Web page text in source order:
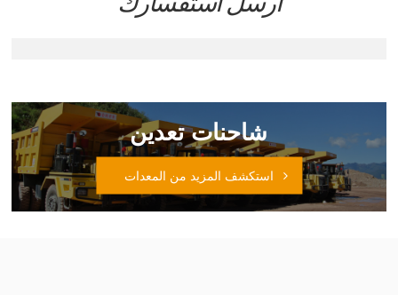
شاحنات تعدين
استكشف المزيد من المعدات